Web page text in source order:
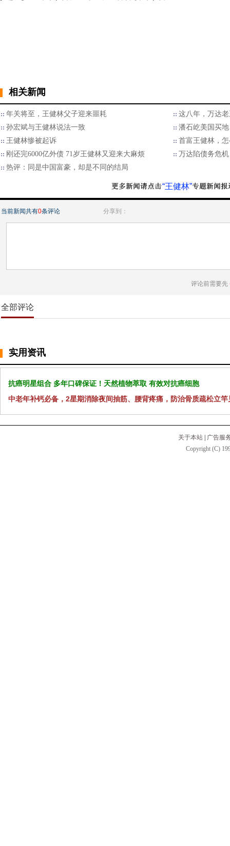
相关新闻
年关将至，王健林父子迎来噩耗
这八年，万达
孙宏斌与王健林说法一致
潘石屹美国买
王健林惨被起诉
首富王健林，
刚还完6000亿外债 71岁王健林又迎来大麻烦
万达陷债务危
热评：同是中国富豪，却是不同的结局
“王健林”
当前新闻共有0条评论 分享到：
评论前需要先
全部评论
实用资讯
抗癌明星组合 多年口碑保证！天然植物萃取 有效对抗癌细胞
中老年补钙必备，2星期消除夜间抽筋、腰背疼痛，防治骨质疏松立竿
关于本站
广告服
Copyright (C)